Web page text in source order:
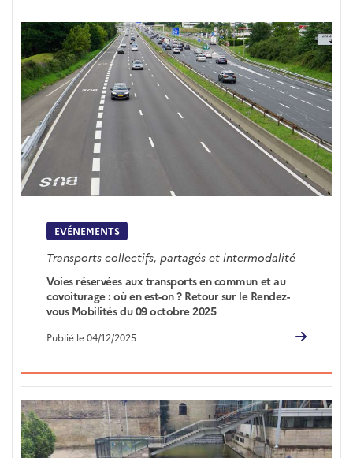
EVÉNEMENTS
Transports collectifs, partagés et intermodalité
Voies réservées aux transports en commun et au
covoiturage : où en est-on ? Retour sur le Rendez-
vous Mobilités du 09 octobre 2025
Publié le 04/12/2025